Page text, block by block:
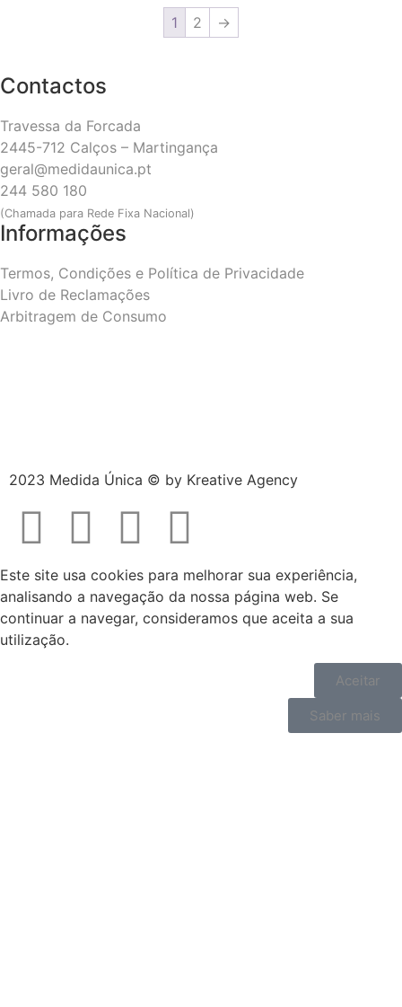
1 2 →
Contactos
Travessa da Forcada
2445-712 Calços – Martingança
geral@medidaunica.pt
244 580 180
(Chamada para Rede Fixa Nacional)
Informações
Termos, Condições e Política de Privacidade
Livro de Reclamações
Arbitragem de Consumo
2023 Medida Única © by Kreative Agency
Este site usa cookies para melhorar sua experiência,
analisando a navegação da nossa página web. Se
continuar a navegar, consideramos que aceita a sua
utilização.
Aceitar
Saber mais